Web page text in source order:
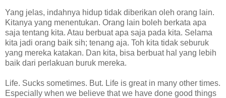
Yang jelas, indahnya hidup tidak diberikan oleh orang lain.
Kitanya yang menentukan. Orang lain boleh berkata apa
saja tentang kita. Atau berbuat apa saja pada kita. Selama
kita jadi orang baik sih; tenang aja. Toh kita tidak seburuk
yang mereka katakan. Dan kita, bisa berbuat hal yang lebih
baik dari perlakuan buruk mereka.
Life. Sucks sometimes. But. Life is great in many other times.
Especially when we believe that we have done good things